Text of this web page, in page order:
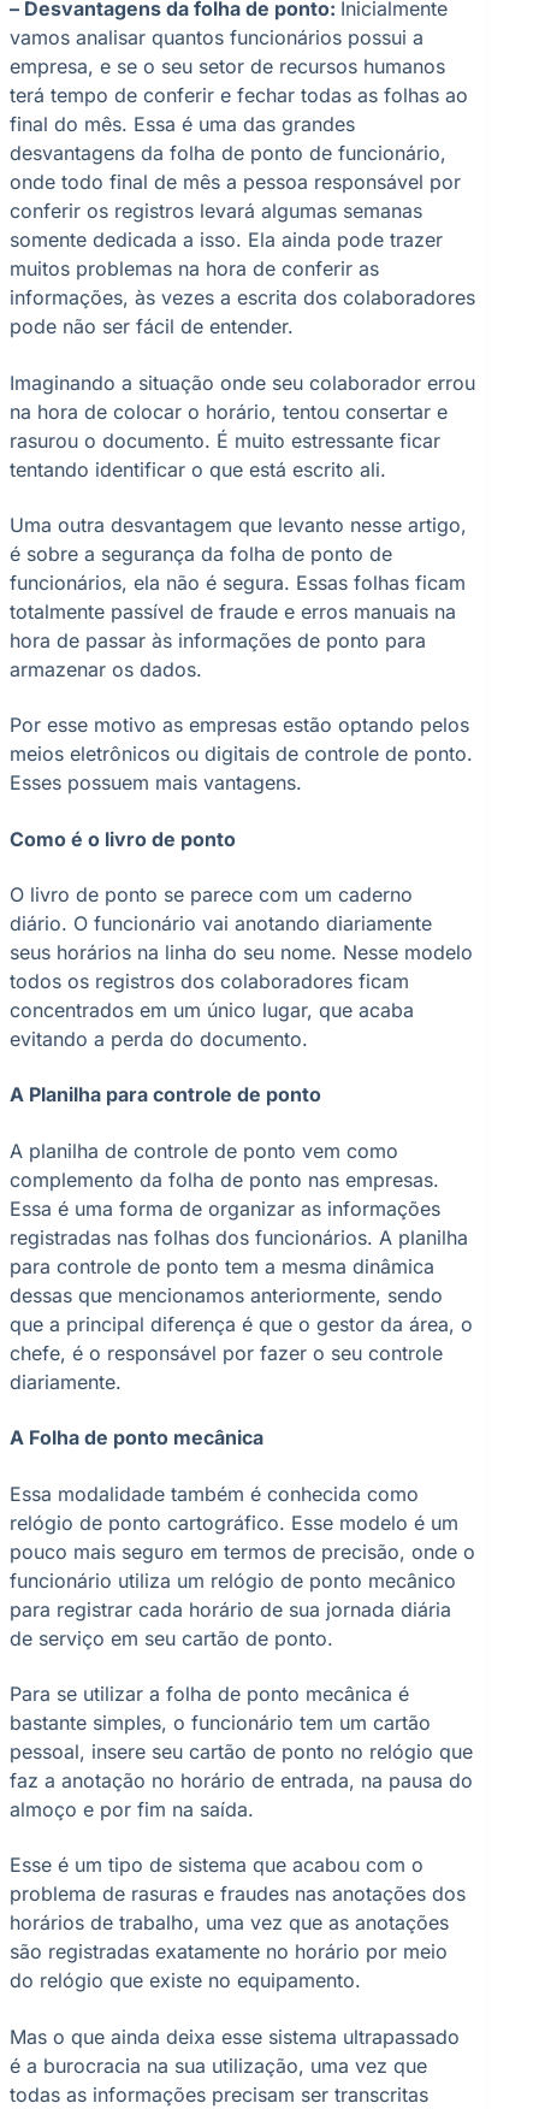
– Desvantagens da folha de ponto: Inicialmente
vamos analisar quantos funcionários possui a
empresa, e se o seu setor de recursos humanos
terá tempo de conferir e fechar todas as folhas ao
final do mês. Essa é uma das grandes
desvantagens da folha de ponto de funcionário,
onde todo final de mês a pessoa responsável por
conferir os registros levará algumas semanas
somente dedicada a isso. Ela ainda pode trazer
muitos problemas na hora de conferir as
informações, às vezes a escrita dos colaboradores
pode não ser fácil de entender.
Imaginando a situação onde seu colaborador errou
na hora de colocar o horário, tentou consertar e
rasurou o documento. É muito estressante ficar
tentando identificar o que está escrito ali.
Uma outra desvantagem que levanto nesse artigo,
é sobre a segurança da folha de ponto de
funcionários, ela não é segura. Essas folhas ficam
totalmente passível de fraude e erros manuais na
hora de passar às informações de ponto para
armazenar os dados.
Por esse motivo as empresas estão optando pelos
meios eletrônicos ou digitais de controle de ponto.
Esses possuem mais vantagens.
Como é o livro de ponto
O livro de ponto se parece com um caderno
diário. O funcionário vai anotando diariamente
seus horários na linha do seu nome. Nesse modelo
todos os registros dos colaboradores ficam
concentrados em um único lugar, que acaba
evitando a perda do documento.
A Planilha para controle de ponto
A planilha de controle de ponto vem como
complemento da folha de ponto nas empresas.
Essa é uma forma de organizar as informações
registradas nas folhas dos funcionários. A planilha
para controle de ponto tem a mesma dinâmica
dessas que mencionamos anteriormente, sendo
que a principal diferença é que o gestor da área, o
chefe, é o responsável por fazer o seu controle
diariamente.
A Folha de ponto mecânica
Essa modalidade também é conhecida como
relógio de ponto cartográfico. Esse modelo é um
pouco mais seguro em termos de precisão, onde o
funcionário utiliza um relógio de ponto mecânico
para registrar cada horário de sua jornada diária
de serviço em seu cartão de ponto.
Para se utilizar a folha de ponto mecânica é
bastante simples, o funcionário tem um cartão
pessoal, insere seu cartão de ponto no relógio que
faz a anotação no horário de entrada, na pausa do
almoço e por fim na saída.
Esse é um tipo de sistema que acabou com o
problema de rasuras e fraudes nas anotações dos
horários de trabalho, uma vez que as anotações
são registradas exatamente no horário por meio
do relógio que existe no equipamento.
Mas o que ainda deixa esse sistema ultrapassado
é a burocracia na sua utilização, uma vez que
todas as informações precisam ser transcritas